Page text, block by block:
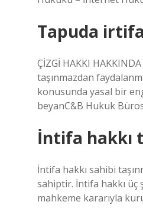
Tapuda
ÇİZGİ HAKKI
taşınmazdan
konusunda yasal bir
beyanC&B Hukuk
İntifa hakkı
İntifa hakkı sahibi
sahiptir. İntifa hakkı üç
mahkeme kararıyla